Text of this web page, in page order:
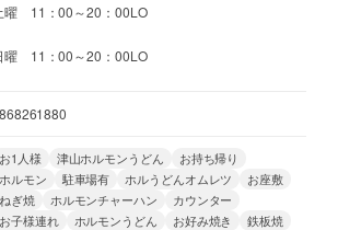
曜 11：00～20：00LO
曜 11：00～20：00LO
お1人様 津山ホルモンうどん
お持ち帰り
ホルモン
駐車場有 ホルうどんオムレツ
お座敷
ねぎ焼
ホルモンチャーハン
カウンター
お子様連れ
ホルモンうどん お好み焼き
鉄板焼